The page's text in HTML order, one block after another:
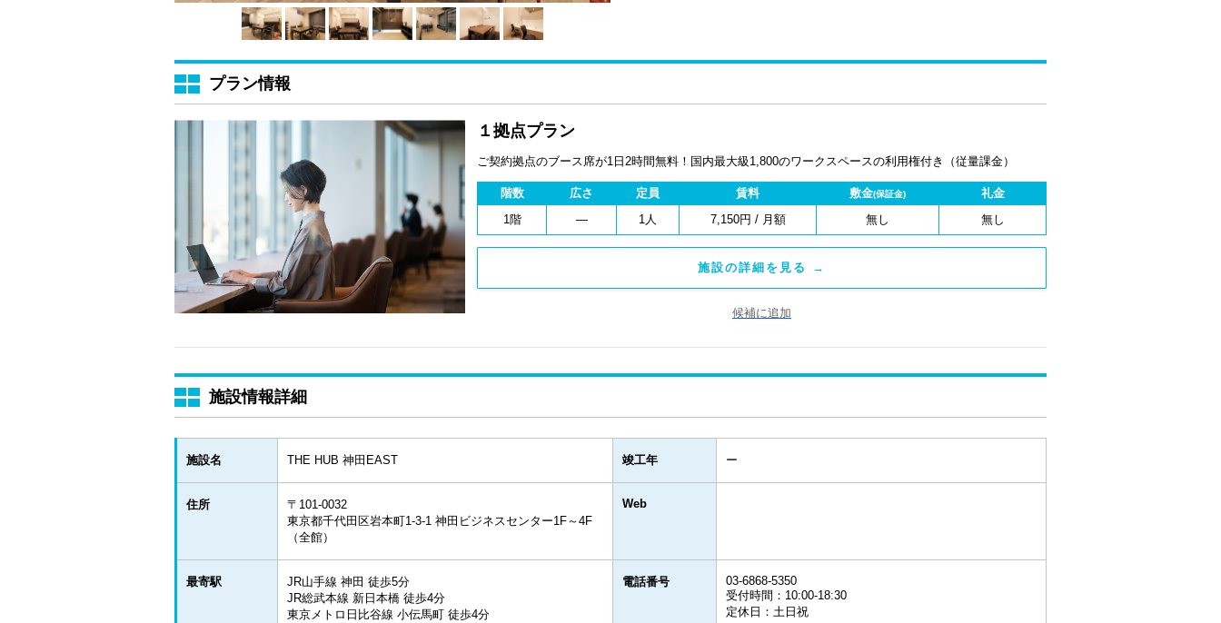
プラン情報
１拠点プラン
ご契約拠点のブース席が1日2時間無料！国内最大級1,800のワークスペースの利用権付き（従量課金）
階数 広さ 定員 賃料 敷金(保証金)
礼金
1階
― 1人 7,150円 / 月額 無し 無し
施設の詳細を見る →
候補に追加
施設情報詳細
施設名 THE HUB 神田EAST 竣工年 ー
住所
〒101-0032
東京都千代田区岩本町1-3-1 神田ビジネスセンター1F～4F
（全館）
Web
最寄駅
JR山手線 神田 徒歩5分
JR総武本線 新日本橋 徒歩4分
東京メトロ日比谷線 小伝馬町 徒歩4分
電話番号
03-6868-5350
受付時間：10:00-18:30
定休日：土日祝